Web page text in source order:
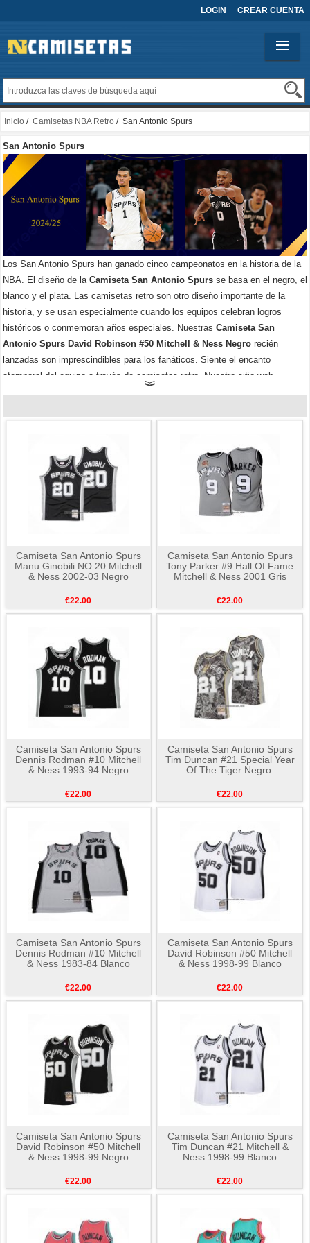
LOGIN CREAR CUENTA
Inicio / Camisetas NBA Retro / San Antonio Spurs
San Antonio Spurs
Los San Antonio Spurs han ganado cinco campeonatos en la historia de la
NBA. El diseño de la Camiseta San Antonio Spurs se basa en el negro, el
blanco y el plata. Las camisetas retro son otro diseño importante de la
historia, y se usan especialmente cuando los equipos celebran logros
históricos o conmemoran años especiales. Nuestras Camiseta San
Antonio Spurs David Robinson #50 Mitchell & Ness Negro recién
lanzadas son imprescindibles para los fanáticos. Siente el encanto
atemporal del equipo a través de camisetas retro. Nuestro sitio web
ahora.
Camiseta San Antonio Spurs
Manu Ginobili NO 20 Mitchell
& Ness 2002-03 Negro
€22.00
Camiseta San Antonio Spurs
Tony Parker #9 Hall Of Fame
Mitchell & Ness 2001 Gris
€22.00
Camiseta San Antonio Spurs
Dennis Rodman #10 Mitchell
& Ness 1993-94 Negro
€22.00
Camiseta San Antonio Spurs
Tim Duncan #21 Special Year
Of The Tiger Negro.
€22.00
Camiseta San Antonio Spurs
Dennis Rodman #10 Mitchell
& Ness 1983-84 Blanco
€22.00
Camiseta San Antonio Spurs
David Robinson #50 Mitchell
& Ness 1998-99 Blanco
€22.00
Camiseta San Antonio Spurs
David Robinson #50 Mitchell
& Ness 1998-99 Negro
€22.00
Camiseta San Antonio Spurs
Tim Duncan #21 Mitchell &
Ness 1998-99 Blanco
€22.00